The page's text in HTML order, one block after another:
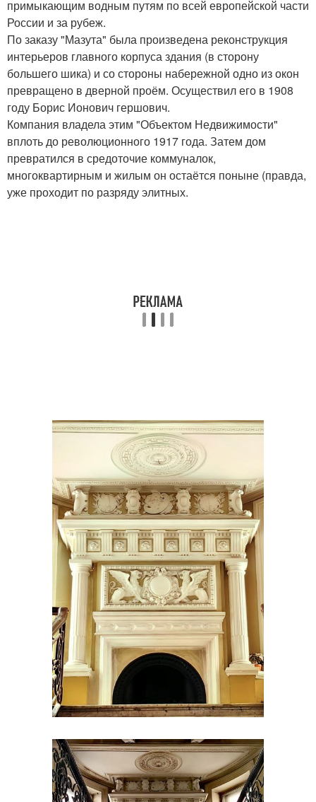
примыкающим водным путям по всей европейской части
России и за рубеж.
По заказу "Мазута" была произведена реконструкция
интерьеров главного корпуса здания (в сторону
большего шика) и со стороны набережной одно из окон
превращено в дверной проём. Осуществил его в 1908
году Борис Ионович гершович.
Компания владела этим "Объектом Недвижимости"
вплоть до революционного 1917 года. Затем дом
превратился в средоточие коммуналок,
многоквартирным и жилым он остаётся поныне (правда,
уже проходит по разряду элитных.